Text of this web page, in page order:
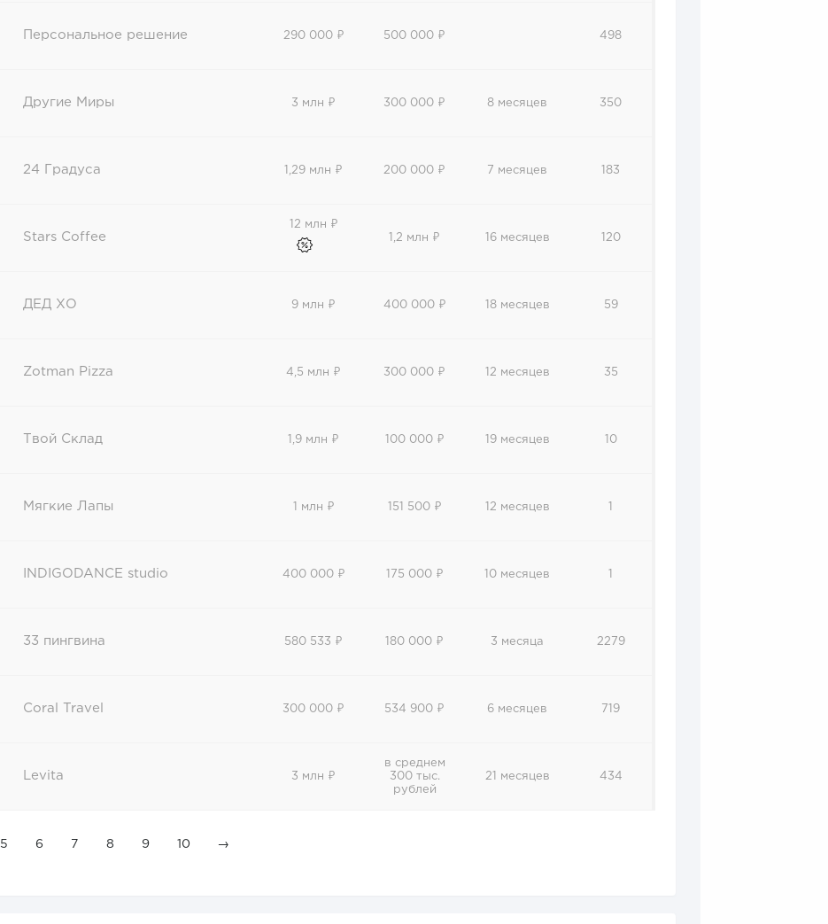
Персональное решение 290 000 ₽ 500 000 ₽ 498
Другие Миры 3 млн ₽ 300 000 ₽ 8 месяцев 350
24 Градуса 1,29 млн ₽ 200 000 ₽ 7 месяцев 183
Stars Coffee
12 млн ₽
1,2 млн ₽
16 месяцев 120
ДЕД ХО 9 млн ₽ 400 000 ₽ 18 месяцев 59
Zotman Pizza 4,5 млн ₽ 300 000 ₽ 12 месяцев 35
Твой Склад 1,9 млн ₽ 100 000 ₽ 19 месяцев 10
Мягкие Лапы 1 млн ₽ 151 500 ₽ 12 месяцев
INDIGODANCE studio 400 000 ₽ 175 000 ₽ 10 месяцев
33 пингвина 580 533 ₽ 180 000 ₽ 3 месяца 2279
Coral Travel 300 000 ₽ 534 900 ₽ 6 месяцев 719
Levita 3 млн ₽
в среднем
300 тыс.
рублей
21 месяцев 434
5 6 7 8 9 10 →